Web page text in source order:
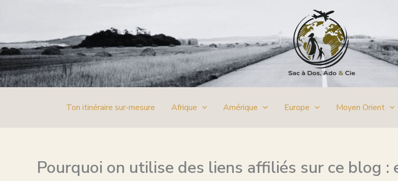
Ton itinéraire sur-mesure Afrique Amérique Europe Moyen Orient
Pourquoi on utilise des liens affiliés sur ce blog